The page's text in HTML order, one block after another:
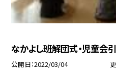
なかよし班解団式・児童会
公開日 2022/03/04